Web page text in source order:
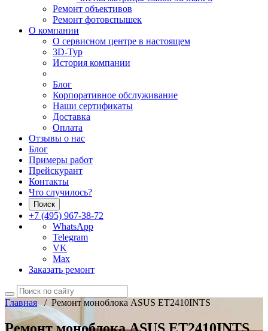
Ремонт объективов
Ремонт фотовспышек
О компании
О сервисном центре в настоящем
3D-Тур
История компании
Блог
Корпоративное обслуживание
Наши сертификаты
Доставка
Оплата
Отзывы о нас
Блог
Примеры работ
Прейскурант
Контакты
Что случилось?
Поиск
+7 (495) 967-38-72
WhatsApp
Telegram
VK
Max
Заказать ремонт
Главная/ Ремонт моноблока ASUS ET2410INTS